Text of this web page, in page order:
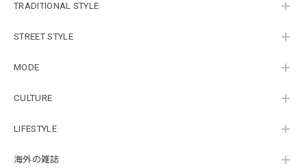
TRADITIONAL STYLE
STREET STYLE
MODE
CULTURE
LIFESTYLE
海外の雑誌